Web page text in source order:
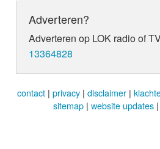
Adverteren?
Adverteren op LOK radio of
13364828
contact | privacy | disclaimer |
sitemap | website updates |